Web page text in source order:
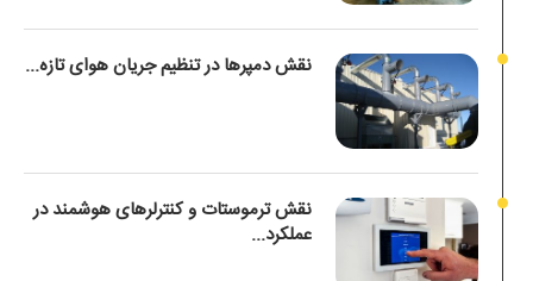
نقش دمپرها در تنظیم جریان هوای تازه...
نقش ترموستات و کنترلرهای هوشمند در
عملکرد...